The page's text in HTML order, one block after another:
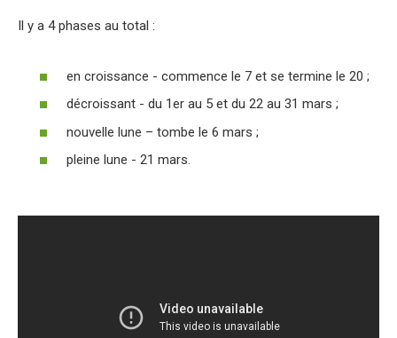
Il y a 4 phases au total :
en croissance - commence le 7 et se termine le 20 ;
décroissant - du 1er au 5 et du 22 au 31 mars ;
nouvelle lune – tombe le 6 mars ;
pleine lune - 21 mars.